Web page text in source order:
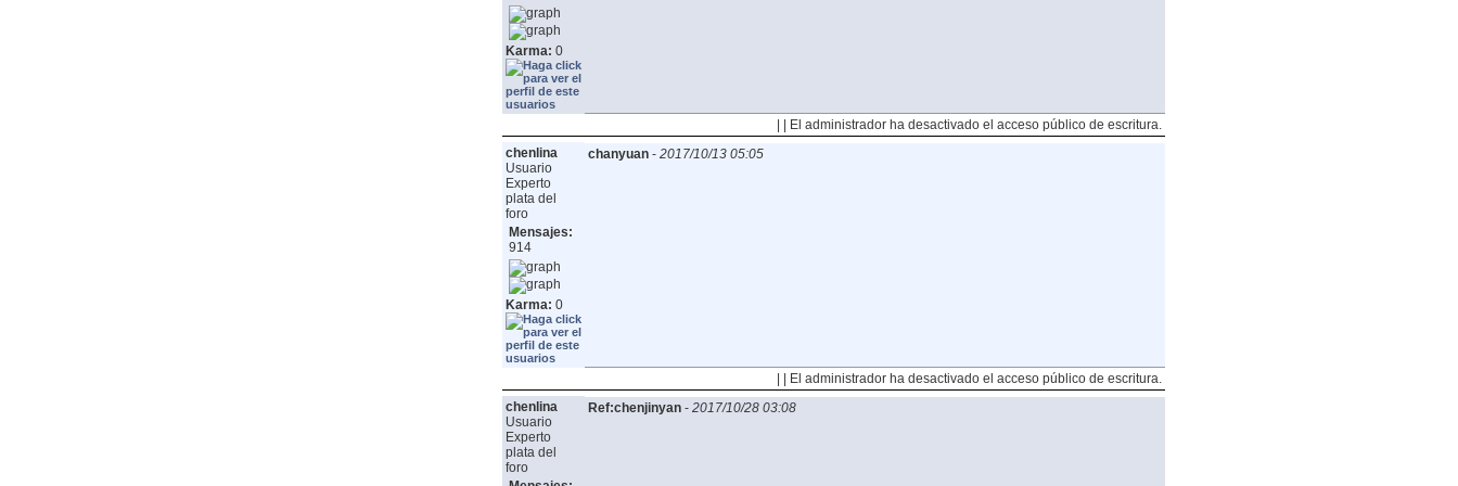
Karma: 0
| | El administrador ha desactivado el acceso público de escritura.
chenlina
Usuario
Experto
plata del
foro
Mensajes:
914
Karma: 0
chanyuan- 2017/10/13 05:05
| | El administrador ha desactivado el acceso público de escritura.
chenlina
Usuario
Experto
plata del
foro
Ref:chenjinyan- 2017/10/28 03:08